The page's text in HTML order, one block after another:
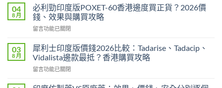
Levitra
邊
度
買
貨？
2026
錢、
利
吉
Super
P-
藍
P
港
04
8 月
必利勁印度版POXET-60香港邊度買正貨？2026價
錢、效果與購買攻略
在
利
勁
印
度
POXET-
留言功能已關閉
03
8 月
犀利士印度版價錢2026比較：Tadarise、Tadacip、
Vidalista邊款最抵？香港購買攻略
在
利
留言功能已關閉